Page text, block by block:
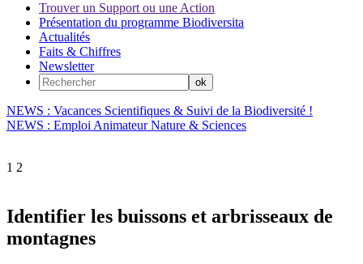
Trouver un Support ou une Action
Présentation du programme Biodiversita
Actualités
Faits & Chiffres
Newsletter
NEWS : Vacances Scientifiques & Suivi de la Biodiversité !
NEWS : Emploi Animateur Nature & Sciences
1 2
Identifier les buissons et arbrisseaux de
montagnes